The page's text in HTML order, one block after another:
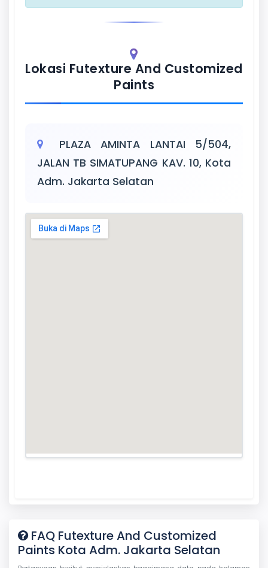
Lokasi Futexture And Customized
Paints
PLAZA AMINTA LANTAI 5/504,
JALAN TB SIMATUPANG KAV. 10, Kota
Adm. Jakarta Selatan
FAQ Futexture And Customized
Paints Kota Adm. Jakarta Selatan